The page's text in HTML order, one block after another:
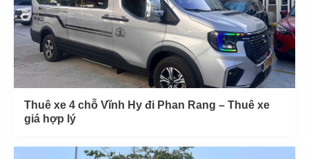
Thuê xe 4 chỗ Vĩnh Hy đi Phan Rang – Thuê xe
giá hợp lý